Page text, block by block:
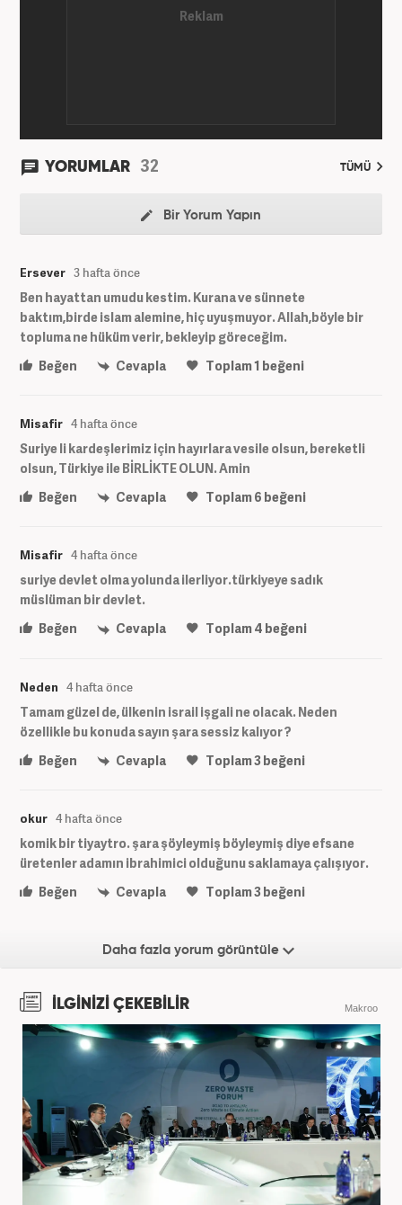
YORUMLAR 32 TÜMÜ
Bir Yorum Yapın
Ersever 3 hafta önce
Ben hayattan umudu kestim. Kurana ve sünnete
baktım,birde islam alemine, hiç uyuşmuyor. Allah,böyle bir
topluma ne hüküm verir, bekleyip göreceğim.
Beğen
Cevapla Toplam1 beğeni
Misafir 4 hafta önce
Suriye li kardeşlerimiz için hayırlara vesile olsun, bereketli
olsun, Türkiye ile BİRLİKTE OLUN. Amin
Beğen
Cevapla Toplam6 beğeni
Misafir 4 hafta önce
suriye devlet olma yolunda ilerliyor.türkiyeye sadık
müslüman bir devlet.
Beğen
Cevapla Toplam4 beğeni
Neden 4 hafta önce
Tamam güzel de, ülkenin israil işgali ne olacak. Neden
özellikle bu konuda sayın şara sessiz kalıyor ?
Beğen
Cevapla Toplam3beğeni
okur 4 hafta önce
komik bir tiyaytro. şara şöyleymiş böyleymiş diye efsane
üretenler adamın ibrahimici olduğunu saklamaya çalışıyor.
Beğen
Cevapla Toplam3beğeni
Daha fazla yorum görüntüle
İLGİNİZİ ÇEKEBİLİR Makroo